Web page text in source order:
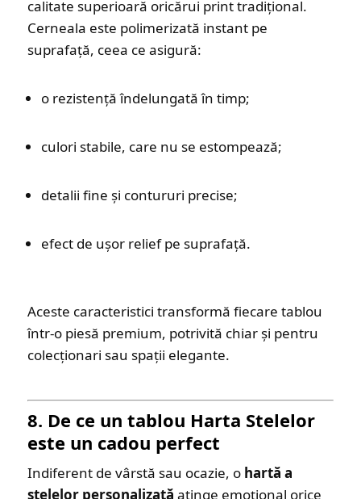
calitate superioară oricărui print tradițional.
Cerneala este polimerizată instant pe
suprafață, ceea ce asigură:
o rezistență îndelungată în timp;
culori stabile, care nu se estompează;
detalii fine și contururi precise;
efect de ușor relief pe suprafață.
Aceste caracteristici transformă fiecare tablou
într-o piesă premium, potrivită chiar și pentru
colecționari sau spații elegante.
8. De ce un tablou Harta Stelelor
este un cadou perfect
Indiferent de vârstă sau ocazie, o hartă a
stelelor personalizată atinge emoțional orice